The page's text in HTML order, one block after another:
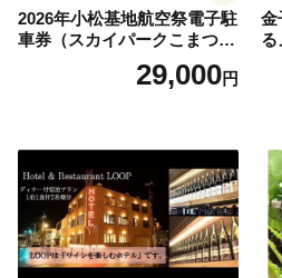
2026年小松基地航空祭電子駐
車券（スカイパークこまつ
翼） 駐車場 シャトルバスの
りばすぐ 石川県 小松市
29,000円
金
る